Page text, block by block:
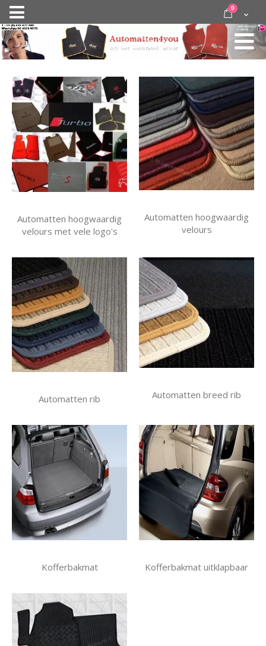
Nav
activeren
door
inhoud
Cart
0 items
Automatten hoogwaardig
velours met vele logo's
Automatten hoogwaardig
velours
Automatten rib Automatten breed rib
Kofferbakmat Kofferbakmat uitklapbaar